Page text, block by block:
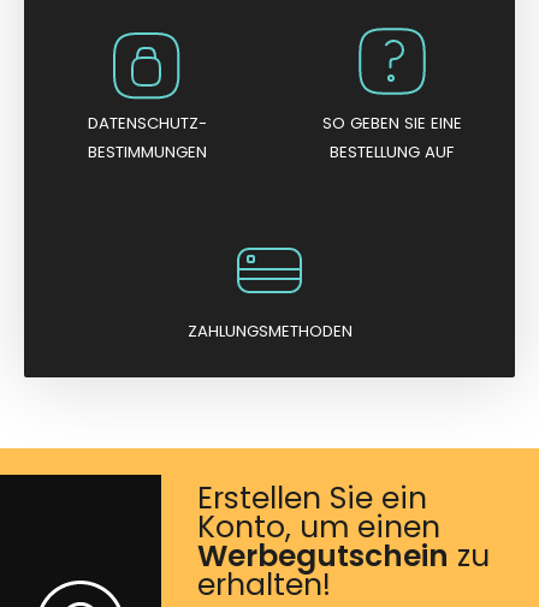
DATENSCHUTZ-
BESTIMMUNGEN
SO GEBEN SIE EINE
BESTELLUNG AUF
ZAHLUNGSMETHODEN
Erstellen Sie ein
Konto, um einen
Werbegutschein zu
erhalten!